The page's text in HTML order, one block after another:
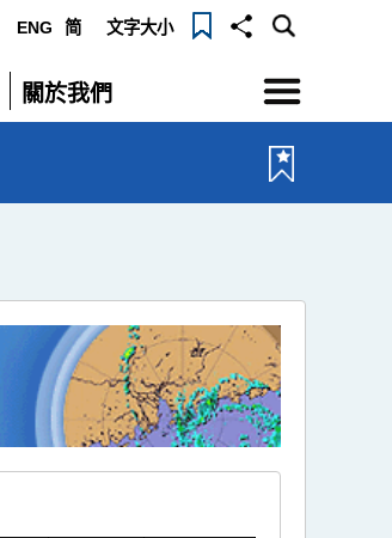
ENG 简 文字大小
關於我們
展
選
單